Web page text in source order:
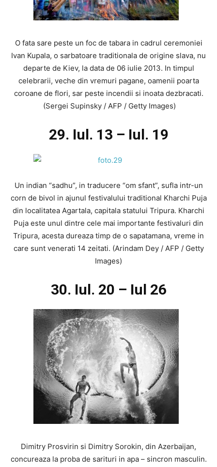
O fata sare peste un foc de tabara in cadrul ceremoniei
Ivan Kupala, o sarbatoare traditionala de origine slava, nu
departe de Kiev, la data de 06 iulie 2013. In timpul
celebrarii, veche din vremuri pagane, oamenii poarta
coroane de flori, sar peste incendii si inoata dezbracati.
(Sergei Supinsky / AFP / Getty Images)
29. Iul. 13 – Iul. 19
Un indian “sadhu”, in traducere “om sfant”, sufla intr-un
corn de bivol in ajunul festivalului traditional Kharchi Puja
din localitatea Agartala, capitala statului Tripura. Kharchi
Puja este unul dintre cele mai importante festivaluri din
Tripura, acesta dureaza timp de o sapatamana, vreme in
care sunt venerati 14 zeitati. (Arindam Dey / AFP / Getty
Images)
30. Iul. 20 – Iul 26
Dimitry Prosvirin si Dimitry Sorokin, din Azerbaijan,
concureaza la proba de sarituri in apa – sincron masculin.